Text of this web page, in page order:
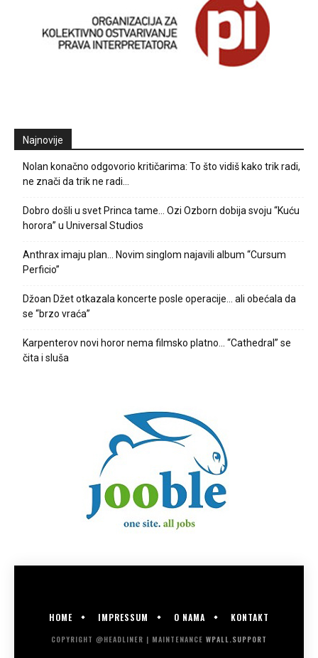
Najnovije
Nolan konačno odgovorio kritičarima: To što vidiš kako trik radi,
ne znači da trik ne radi…
Dobro došli u svet Princa tame… Ozi Ozborn dobija svoju “Kuću
horora” u Universal Studios
Anthrax imaju plan… Novim singlom najavili album “Cursum
Perficio”
Džoan Džet otkazala koncerte posle operacije… ali obećala da
se “brzo vraća”
Karpenterov novi horor nema filmsko platno… “Cathedral” se
čita i sluša
HOME IMPRESSUM O NAMA KONTAKT
COPYRIGHT @HEADLINER | MAINTENANCE WPALL.SUPPORT